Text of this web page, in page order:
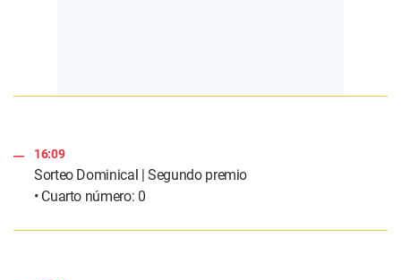
16:09
Sorteo Dominical | Segundo premio
• Cuarto número: 0